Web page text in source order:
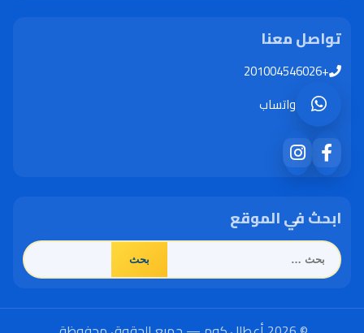
تواصل معنا
+201004546026
واتساب
ابحث في الموقع
البحث
عن: